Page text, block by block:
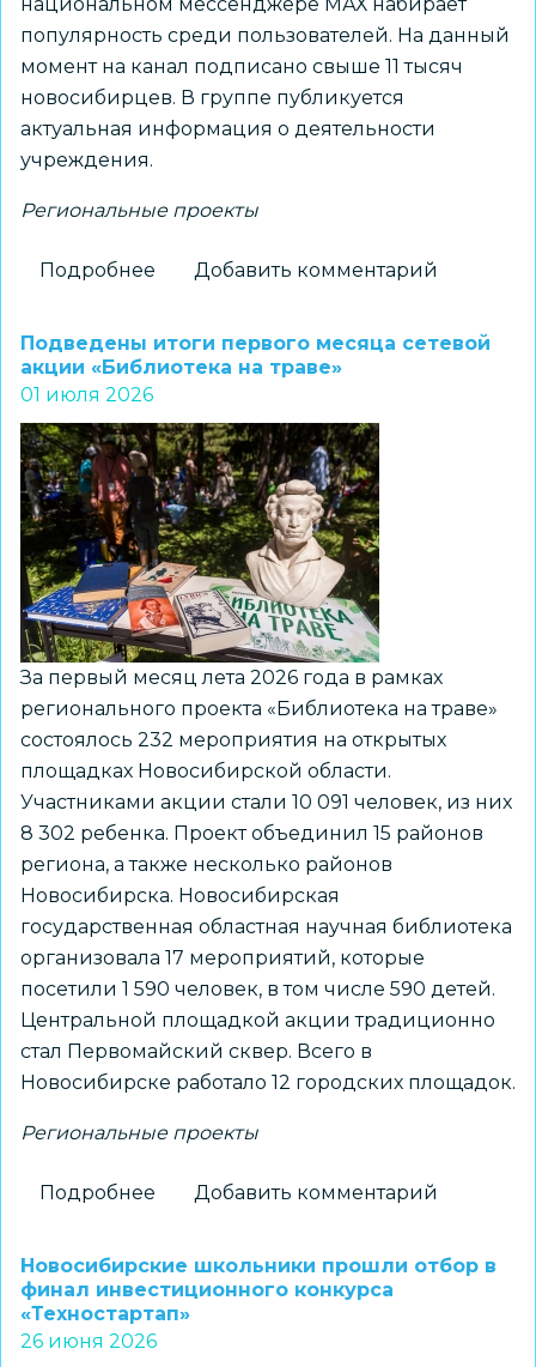
популярность среди пользователей. На данный
момент на канал подписано свыше 11 тысяч
новосибирцев. В группе публикуется
актуальная информация о деятельности
учреждения.
Региональные проекты
Подробнее
жителей
области
набирают
популярность
в
мессенджере
MAX
Добавить комментарий
Подведены итоги первого месяца сетевой
акции «Библиотека на траве»
01 июля 2026
За первый месяц лета 2026 года в рамках
регионального проекта «Библиотека на траве»
состоялось 232 мероприятия на открытых
площадках Новосибирской области.
Участниками акции стали 10 091 человек, из них
8 302 ребенка. Проект объединил 15 районов
региона, а также несколько районов
Новосибирска. Новосибирская
государственная областная научная библиотека
организовала 17 мероприятий, которые
посетили 1 590 человек, в том числе 590 детей.
Центральной площадкой акции традиционно
стал Первомайский сквер. Всего в
Новосибирске работало 12 городских площадок.
Региональные проекты
Подробнее
первого
месяца
сетевой
Добавить комментарий
Новосибирские школьники прошли отбор в
финал инвестиционного конкурса
«Техностартап»
26 июня 2026